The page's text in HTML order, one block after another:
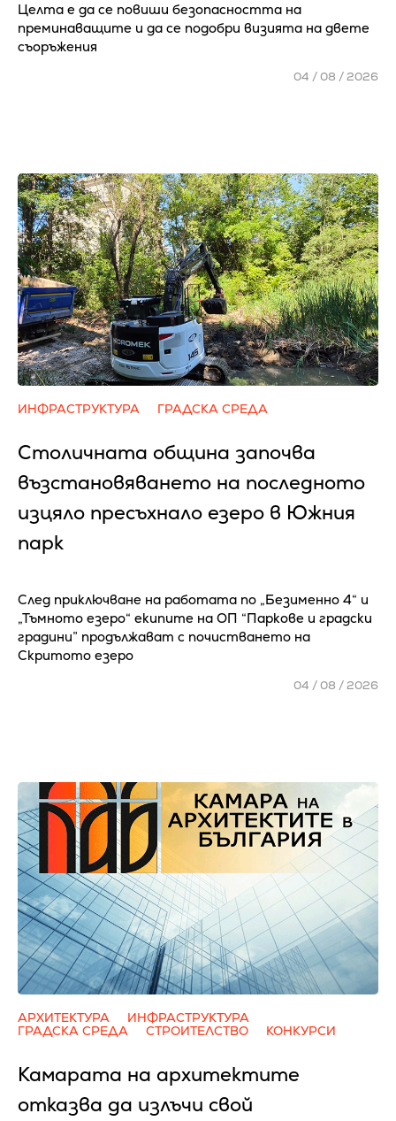
Целта е да се повиши безопасността на
преминаващите и да се подобри визията на двете
съоръжения
04 / 08 / 2026
ИНФРАСТРУКТУРА ГРАДСКА СРЕДА
Столичната община започва
възстановяването на последното
изцяло пресъхнало езеро в Южния
парк
След приключване на работата по „Безименно 4“ и
„Тъмното езеро“ екипите на ОП “Паркове и градски
градини” продължават с почистването на
Скритото езеро
04 / 08 / 2026
АРХИТЕКТУРА
ИНФРАСТРУКТУРА
ГРАДСКА СРЕДА
СТРОИТЕЛСТВО КОНКУРСИ
Камарата на архитектите
отказва да излъчи свой